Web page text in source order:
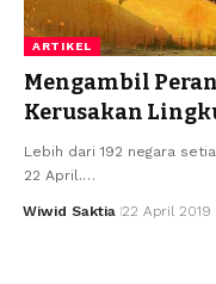
ARTIKEL
Mengambil
Kerusakan
Lebih dari 192 negara
22 April.…
Wiwid Saktia 22 April 2019